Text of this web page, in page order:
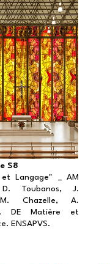
S8
Langage" _ AM
D. Toubanos, J.
Chazelle, A.
DE Matière et
ENSAPVS.